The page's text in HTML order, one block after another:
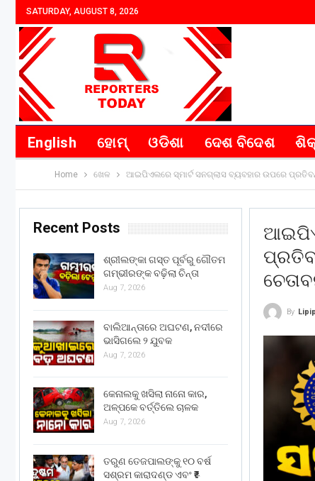
SATURDAY, AUGUST 8, 2026
English ହୋମ୍ ଓଡିଶା ଦେଶ ବିଦେଶ
Home ଖେଳ ଆଇପିଏଲରେ ସ୍ମାର୍ଟ ସନଗ୍ଲାସ ବ୍ୟବହାର ଉପରେ
By
Recent Posts
ଶ୍ରୀଲଙ୍କା ଗସ୍ତ ପୂର୍ବରୁ ଗୌତମ
ଗମ୍ଭୀରଙ୍କ ବଢ଼ିଲା ଚିନ୍ତା
Aug 7, 2026
ବାଲିଆନ୍ତାରେ ଅଘଟଣ, ନଦୀରେ
ଭାସିଗଲେ ୨ ଯୁବକ
Aug 7, 2026
କେନାଲକୁ ଖସିଲା ନାନୋ କାର,
ଅଳ୍ପକେ ବର୍ତ୍ତିଲେ ଚାଳକ
Aug 7, 2026
ତରୁଣ ତେଜପାଲଙ୍କୁ ୧୦ ବର୍ଷ
ସଶ୍ରମ କାରାଦଣ୍ଡ ଏବଂ ₹୫